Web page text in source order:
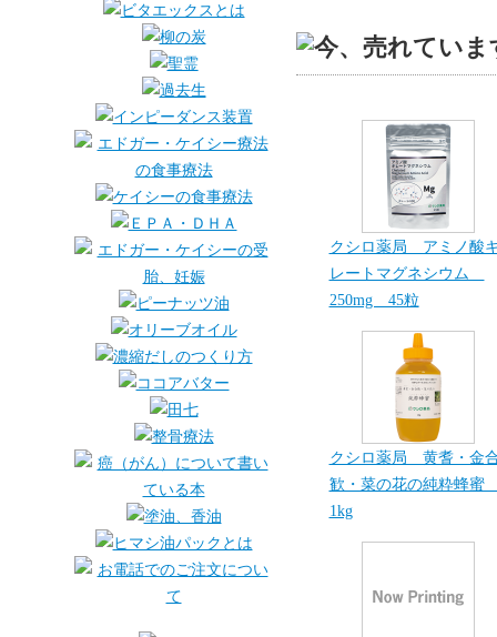
クシロ薬局 アミノ酸
レートマグネシウム
250mg 45粒
クシロ薬局 黄耆・金
歓・菜の花の純粋蜂
1kg